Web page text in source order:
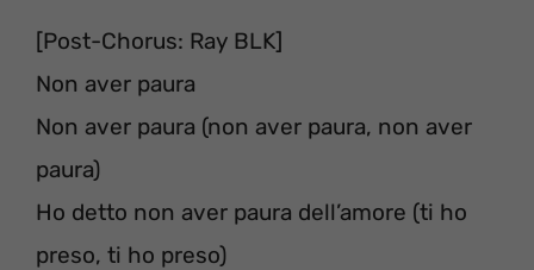
[Post-Chorus: Ray BLK]
Non aver paura
Non aver paura (non aver paura, non aver
paura)
Ho detto non aver paura dell’amore (ti ho
preso, ti ho preso)